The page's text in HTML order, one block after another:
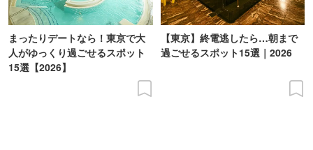
まったりデートなら！東京で大
人がゆっくり過ごせるスポット
15選【2026】
【東京】終電逃したら…朝まで
過ごせるスポット15選｜2026